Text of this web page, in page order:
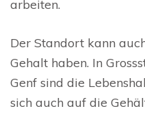
arbeiten.
Der Standort kann
Gehalt haben. In
Genf sind die
sich auch auf die